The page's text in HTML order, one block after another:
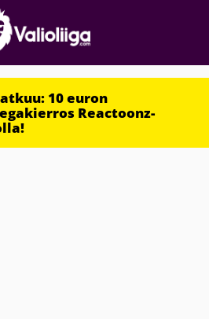
10 euron
Reactoonz-